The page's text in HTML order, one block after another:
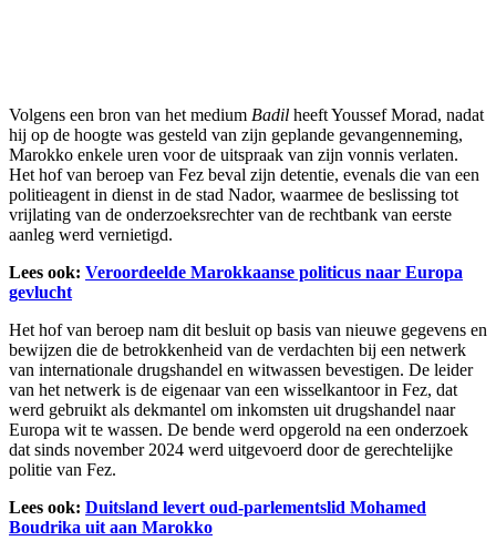
Volgens een bron van het medium Badil heeft Youssef Morad, nadat
hij op de hoogte was gesteld van zijn geplande gevangenneming,
Marokko enkele uren voor de uitspraak van zijn vonnis verlaten.
Het hof van beroep van Fez beval zijn detentie, evenals die van een
politieagent in dienst in de stad Nador, waarmee de beslissing tot
vrijlating van de onderzoeksrechter van de rechtbank van eerste
aanleg werd vernietigd.
Lees ook: Veroordeelde Marokkaanse politicus naar Europa
gevlucht
Het hof van beroep nam dit besluit op basis van nieuwe gegevens en
bewijzen die de betrokkenheid van de verdachten bij een netwerk
van internationale drugshandel en witwassen bevestigen. De leider
van het netwerk is de eigenaar van een wisselkantoor in Fez, dat
werd gebruikt als dekmantel om inkomsten uit drugshandel naar
Europa wit te wassen. De bende werd opgerold na een onderzoek
dat sinds november 2024 werd uitgevoerd door de gerechtelijke
politie van Fez.
Lees ook: Duitsland levert oud-parlementslid Mohamed
Boudrika uit aan Marokko